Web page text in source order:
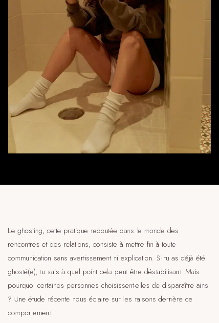
Le ghosting, cette pratique redoutée dans le monde des
rencontres et des relations, consiste à mettre fin à toute
communication sans avertissement ni explication. Si tu as déjà été
ghosté(e), tu sais à quel point cela peut être déstabilisant. Mais
pourquoi certaines personnes choisissent-elles de disparaître ainsi
? Une étude récente nous éclaire sur les raisons derrière ce
comportement.